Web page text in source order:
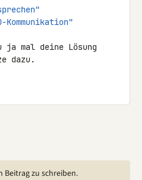
mal deine Lösung
dazu.
Beitrag zu schreiben.